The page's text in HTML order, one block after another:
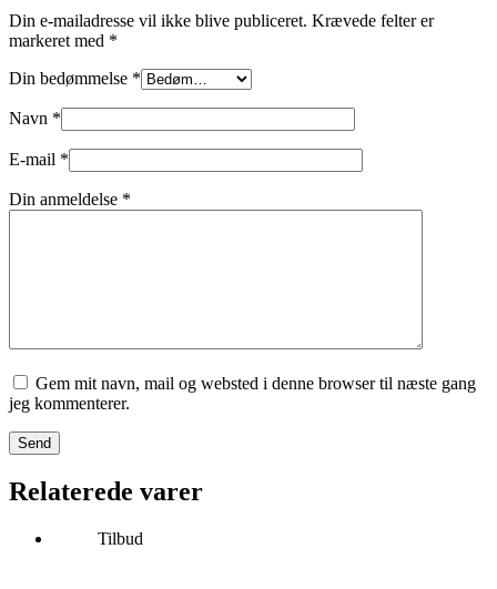
Din e-mailadresse vil ikke blive publiceret. Krævede felter er
markeret med *
Din bedømmelse *
Navn *
E-mail *
Din anmeldelse *
Gem mit navn, mail og websted i denne browser til næste gang
jeg kommenterer.
Send
Relaterede varer
Tilbud